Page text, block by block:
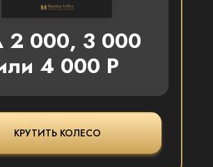
2 000, 3 000
4 000 Р
КРУТИТЬ КОЛЕСО